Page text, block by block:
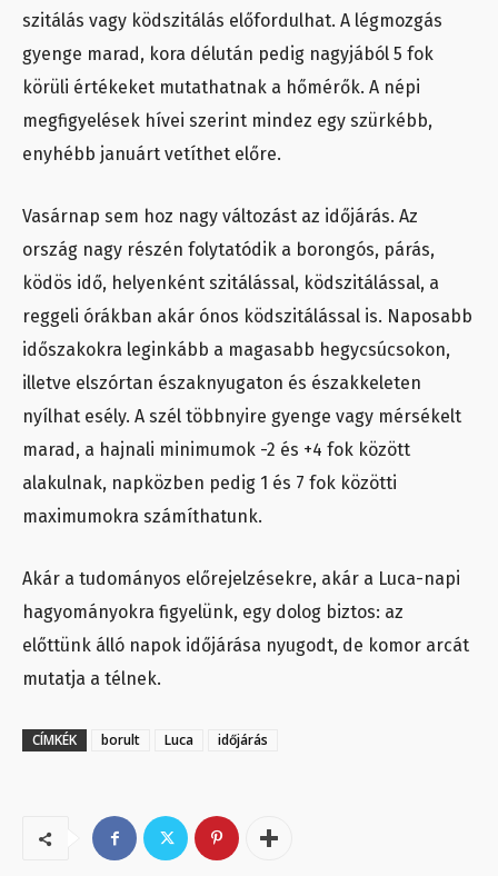
szitálás vagy ködszitálás előfordulhat. A légmozgás
gyenge marad, kora délután pedig nagyjából 5 fok
körüli értékeket mutathatnak a hőmérők. A népi
megfigyelések hívei szerint mindez egy szürkébb,
enyhébb januárt vetíthet előre.
Vasárnap sem hoz nagy változást az időjárás. Az
ország nagy részén folytatódik a borongós, párás,
ködös idő, helyenként szitálással, ködszitálással, a
reggeli órákban akár ónos ködszitálással is. Naposabb
időszakokra leginkább a magasabb hegycsúcsokon,
illetve elszórtan északnyugaton és északkeleten
nyílhat esély. A szél többnyire gyenge vagy mérsékelt
marad, a hajnali minimumok -2 és +4 fok között
alakulnak, napközben pedig 1 és 7 fok közötti
maximumokra számíthatunk.
Akár a tudományos előrejelzésekre, akár a Luca-napi
hagyományokra figyelünk, egy dolog biztos: az
előttünk álló napok időjárása nyugodt, de komor arcát
mutatja a télnek.
CÍMKÉK borult Luca időjárás